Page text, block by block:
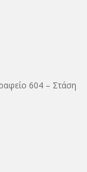
604 – Στάση